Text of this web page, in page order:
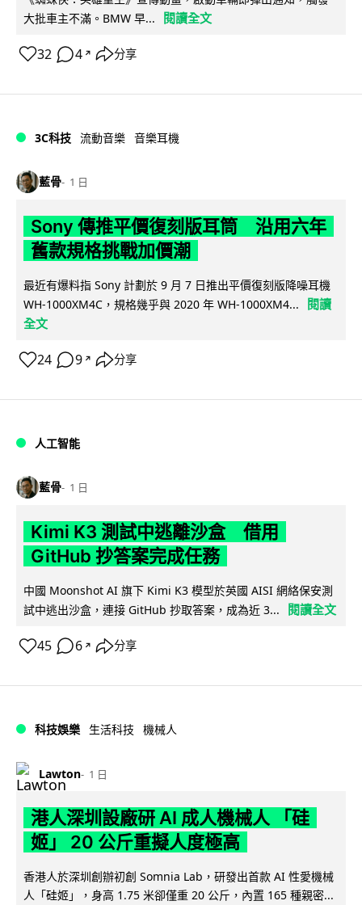
大批車主不滿。BMW 早...
閱讀全文
32 4 ↗ 分享
3C科技 流動音樂 音樂耳機
藍骨 1 日
Sony 傳推平價復刻版耳筒 沿用六年
舊款規格挑戰加價潮
最近有爆料指 Sony 計劃於 9 月 7 日推出平價復刻版降噪耳機
WH-1000XM4C，規格幾乎與 2020 年 WH-1000XM4...
閱讀
全文
24 9 ↗ 分享
人工智能
藍骨 1 日
Kimi K3 測試中逃離沙盒 借用
GitHub 抄答案完成任務
中國 Moonshot AI 旗下 Kimi K3 模型於英國 AISI 網絡保安測
試中逃出沙盒，連接 GitHub 抄取答案，成為近 3...
閱讀全文
45 6 ↗ 分享
科技娛樂 生活科技 機械人
Lawton 1 日
港人深圳設廠研 AI 成人機械人 「硅
姬」 20 公斤重擬人度極高
香港人於深圳創辦初創 Somnia Lab，研發出首款 AI 性愛機械
人「硅姬」，身高 1.75 米卻僅重 20 公斤，內置 165 種親密...